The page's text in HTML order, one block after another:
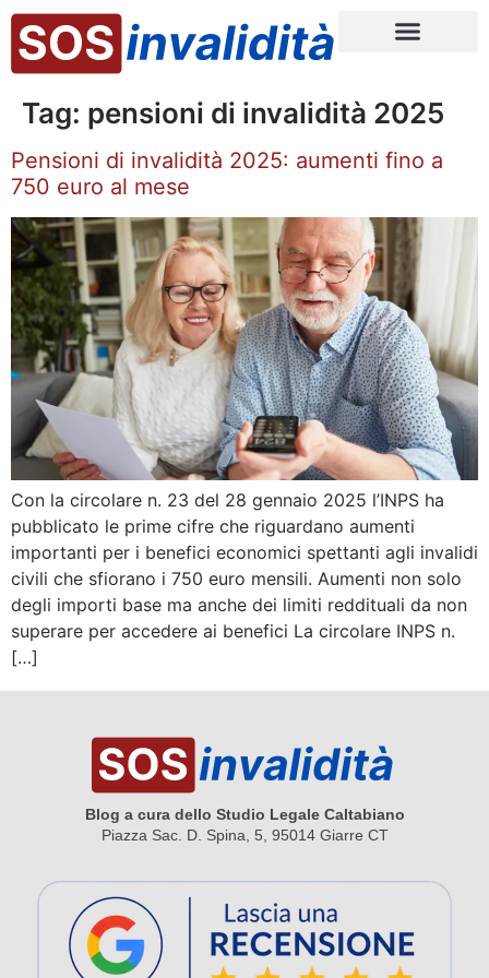
Tag: pensioni di invalidità 2025
Pensioni di invalidità 2025: aumenti fino a
750 euro al mese
Con la circolare n. 23 del 28 gennaio 2025 l’INPS ha
pubblicato le prime cifre che riguardano aumenti
importanti per i benefici economici spettanti agli invalidi
civili che sfiorano i 750 euro mensili. Aumenti non solo
degli importi base ma anche dei limiti reddituali da non
superare per accedere ai benefici La circolare INPS n.
[…]
Blog a cura dello Studio Legale Caltabiano
Piazza Sac. D. Spina, 5, 95014 Giarre CT